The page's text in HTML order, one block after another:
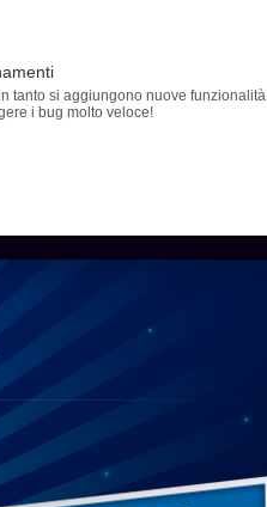
tanto si aggiungono nuove funzionalità
i bug molto veloce!